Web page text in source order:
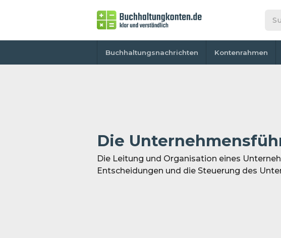
Buchhaltungsnachrichten Kontenrahmen
Die
Die Leitung und Organisation eines
Entscheidungen und die Steuerung des